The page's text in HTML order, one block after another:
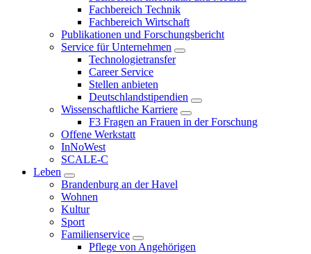
Fachbereich Technik
Fachbereich Wirtschaft
Publikationen und Forschungsbericht
Service für Unternehmen
Technologietransfer
Career Service
Stellen anbieten
Deutschlandstipendien
Wissenschaftliche Karriere
F3 Fragen an Frauen in der Forschung
Offene Werkstatt
InNoWest
SCALE-C
Leben
Brandenburg an der Havel
Wohnen
Kultur
Sport
Familienservice
Pflege von Angehörigen